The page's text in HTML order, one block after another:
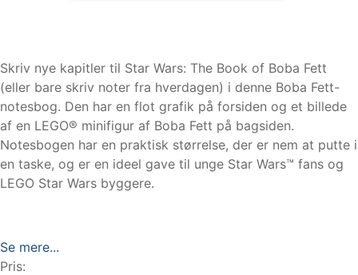
Skriv nye kapitler til Star Wars: The Book of Boba Fett
(eller bare skriv noter fra hverdagen) i denne Boba Fett-
notesbog. Den har en flot grafik på forsiden og et billede
af en LEGO® minifigur af Boba Fett på bagsiden.
Notesbogen har en praktisk størrelse, der er nem at putte i
en taske, og er en ideel gave til unge Star Wars™ fans og
LEGO Star Wars byggere.
Se mere...
Pris: